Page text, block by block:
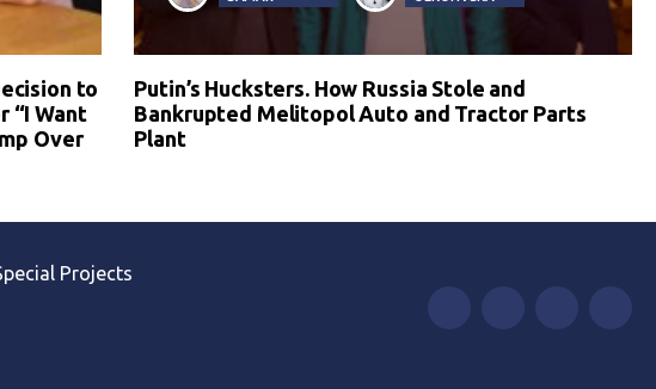
to
“I Want
Over
Putin’s Hucksters. How Russia Stole and
Bankrupted Melitopol Auto and Tractor Parts
Plant
Projects